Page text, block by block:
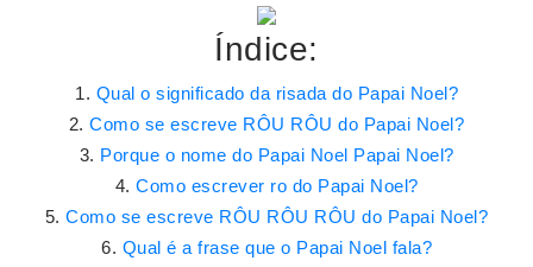
Índice:
Qual o significado da risada do Papai Noel?
Como se escreve RÔU RÔU do Papai Noel?
Porque o nome do Papai Noel Papai Noel?
Como escrever ro do Papai Noel?
Como se escreve RÔU RÔU RÔU do Papai Noel?
Qual é a frase que o Papai Noel fala?